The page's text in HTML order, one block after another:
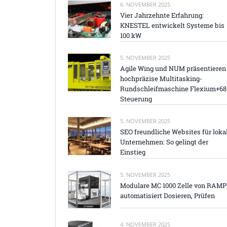
6. NOVEMBER 2025
Vier Jahrzehnte Erfahrung:
KNESTEL entwickelt Systeme bis
100 kW
5. NOVEMBER 2025
Agile Wing und NUM präsentieren
hochpräzise Multitasking-
Rundschleifmaschine Flexium+68
Steuerung
5. NOVEMBER 2025
SEO freundliche Websites für
Unternehmen: So gelingt der
Einstieg
5. NOVEMBER 2025
Modulare MC 1000 Zelle von
automatisiert Dosieren, Prüfen
4. NOVEMBER 2025